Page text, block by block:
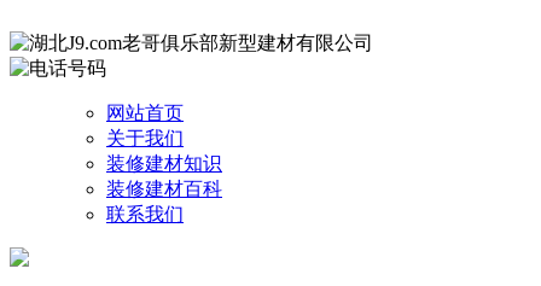
网站首页
关于我们
装修建材知识
装修建材百科
联系我们